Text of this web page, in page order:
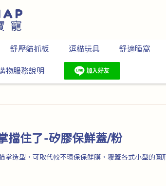
舒壓貓抓板 逗貓玩具 舒適睡窩
物服務說明
擋住了-矽膠保鮮蓋/粉
掌造型，可取代較不環保保鮮膜，覆蓋各式小型的圓